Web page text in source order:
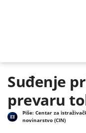
Suđenje
prevaru
Piše:Centar za
novinarstvo (CIN)